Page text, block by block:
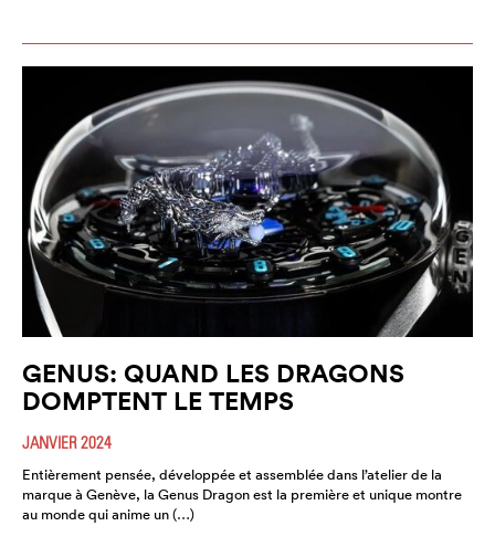
GENUS: QUAND LES DRAGONS
DOMPTENT LE TEMPS
JANVIER 2024
Entièrement pensée, développée et assemblée dans l’atelier de la
marque à Genève, la Genus Dragon est la première et unique montre
au monde qui anime un (…)